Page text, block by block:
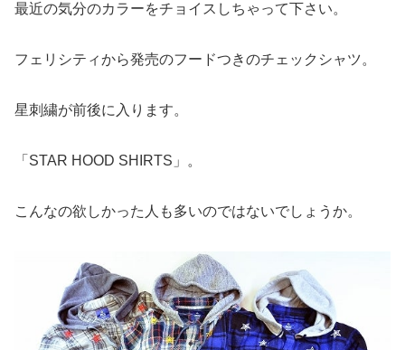
最近の気分のカラーをチョイスしちゃって下さい。
フェリシティから発売のフードつきのチェックシャツ。
星刺繍が前後に入ります。
「STAR HOOD SHIRTS」。
こんなの欲しかった人も多いのではないでしょうか。